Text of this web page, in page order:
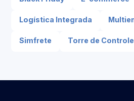
Logística Integrada
Simfrete Torre de Controle